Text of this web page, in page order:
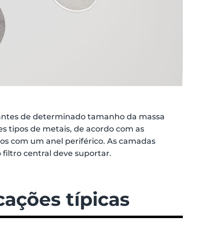
de determinado tamanho da massa
tipos de metais, de acordo com as
com um anel periférico. As camadas
filtro central deve suportar.
típicas